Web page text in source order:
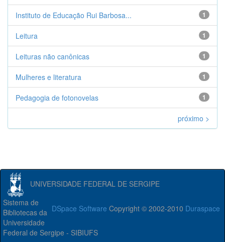
1
Instituto de Educação Rui Barbosa...
1
Leitura
1
Leituras não canônicas
1
Mulheres e literatura
1
Pedagogia de fotonovelas
próximo >
UNIVERSIDADE FEDERAL DE SERGIPE
DSpace Software Copyright © 2002-2010 Duraspace
Sistema de
Bibliotecas da
Universidade
Federal de Sergipe - SIBIUFS